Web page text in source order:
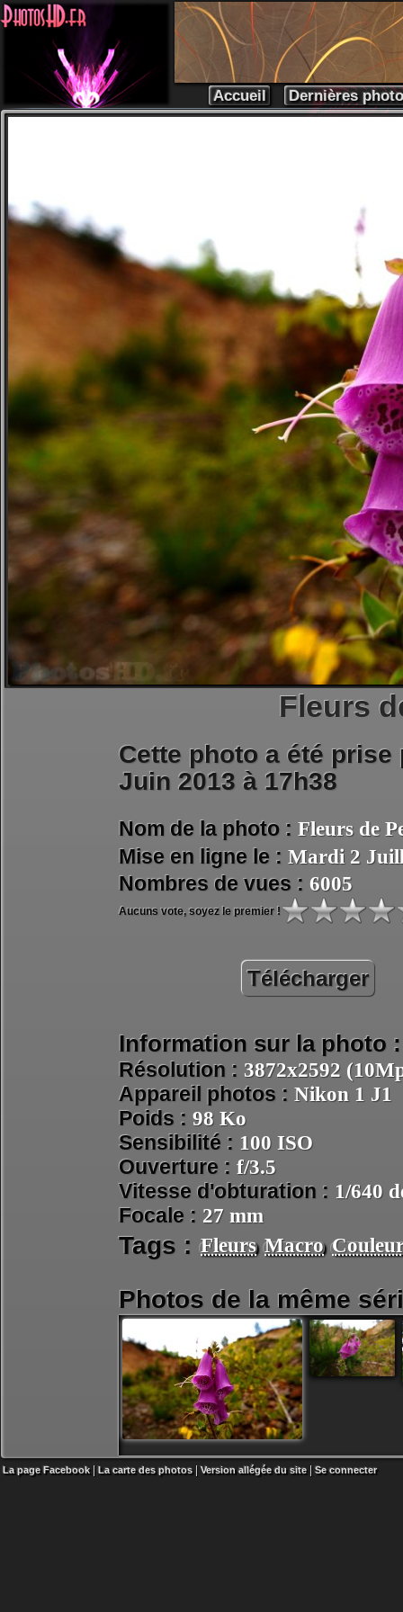
Accueil Dernières
Fleurs
Cette photo a été
Juin 2013 à 17h38
Nom de la photo : Fleurs de
Mise en ligne le : Mardi 2
Nombres de vues : 6005
Aucuns vote, soyez le premier !
Télécharger
Information sur la photo :
Résolution : 3872x2592
Appareil photos : Nikon 1 J1
Poids : 98 Ko
Sensibilité : 100 ISO
Ouverture : f/3.5
Vitesse d'obturation : 1/640
Focale : 27 mm
Tags : Fleurs Macro
Photos de la même
La page Facebook| La carte des photos |Version allégée du site| Se connecter